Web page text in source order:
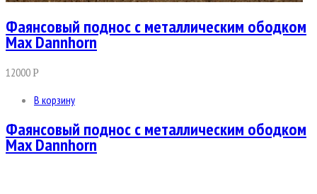
Фаянсовый поднос с металлическим ободком
Max Dannhorn
12000Р
В корзину
Фаянсовый поднос с металлическим ободком
Max Dannhorn